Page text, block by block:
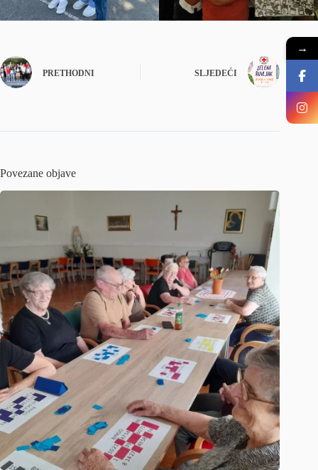
PRETHODNI SLJEDEĆI
Povezane objave
→